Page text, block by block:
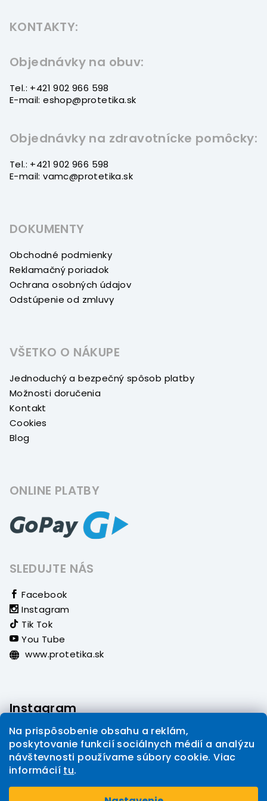
Na prispôsobenie obsahu a reklám,
poskytovanie funkcií sociálnych médií a analýzu
návštevnosti používame súbory cookie. Viac
informácií tu.
KONTAKTY:
Objednávky na obuv:
Tel.: +421 902 966 598
E-mail: eshop@protetika.sk
Objednávky na zdravotnícke pomôcky:
Tel.: +421 902 966 598
E-mail: vamc@protetika.sk
DOKUMENTY
Obchodné podmienky
Reklamačný poriadok
Ochrana osobných údajov
Odstúpenie od zmluvy
VŠETKO O NÁKUPE
Jednoduchý a bezpečný spôsob platby
Možnosti doručenia
Kontakt
Cookies
Blog
ONLINE PLATBY
SLEDUJTE NÁS
Facebook
Instagram
Tik Tok
You Tube
www.protetika.sk
Instagram
Sledovať na Instagrame